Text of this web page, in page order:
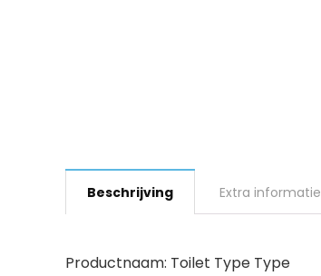
Beschrijving Extra informatie
Productnaam: Toilet Type Type